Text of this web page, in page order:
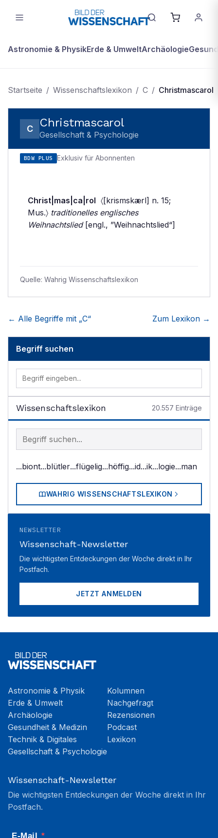
Astronomie & PhysikErde & UmweltArchäologie
Startseite / Wissenschaftslexikon / C / Christmascarol
C Christmascarol
Gesellschaft & Psychologie
BDW PLUS Exklusiv für Abonnenten
Christ|mas|ca|rol 〈[krismskærl] n. 15;
Mus.〉 traditionelles englisches
Weihnachtslied[engl., ”Weihnachtslied“]
Quelle: Wahrig Wissenschaftslexikon
← Alle Begriffe mit „C“ Zum Lexikon →
Begriff suchen
Wissenschaftslexikon 20.557 Einträge
Begriff im Lexikon suchen
...biont...blütler...flügelig...höffig...id...ik...logie...man
WAHRIG WISSENSCHAFTSLEXIKON
NEWSLETTER
Wissenschaft-Newsletter
Die wichtigsten Entdeckungen der Woche direkt in Ihr
Postfach.
JETZT ANMELDEN
Astronomie & Physik
Erde & Umwelt
Archäologie
Gesundheit & Medizin
Technik & Digitales
Gesellschaft & Psychologie
Kolumnen
Nachgefragt
Rezensionen
Podcast
Lexikon
Wissenschaft-Newsletter
Die wichtigsten Entdeckungen der Woche direkt in Ihr
Postfach.